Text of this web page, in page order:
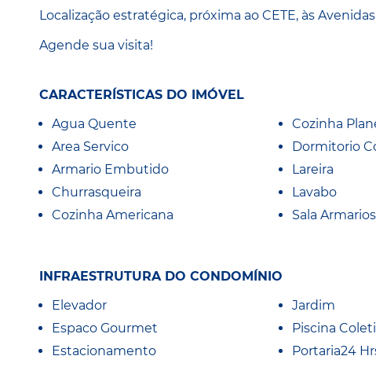
Localização estratégica, próxima ao CETE, às
Agende sua visita!
CARACTERÍSTICAS DO IMÓVEL
Agua Quente
Area Servico
Armario Embutido
Churrasqueira
Cozinha Americana
Cozinha
Dormitorio
Lareira
Lavabo
Sala Armarios
INFRAESTRUTURA DO CONDOMÍNIO
Elevador
Espaco Gourmet
Estacionamento
Jardim
Piscina
Portaria24